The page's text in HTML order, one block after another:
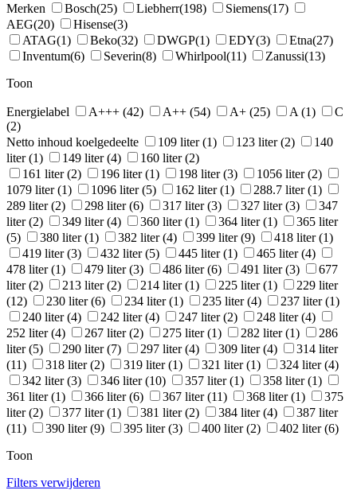
Merken
Bosch(25) Liebherr(198) Siemens(17)
AEG(20) Hisense(3)
ATAG(1) Beko(32) DWGP(1) EDY(3) Etna(27)
Inventum(6) Severin(8) Whirlpool(11) Zanussi(13)
Toon
Energielabel A+++ (42) A++ (54) A+ (25) A (1)
C
(2)
Netto inhoud koelgedeelte
109 liter(1) 123 liter(2)
140
liter(1) 149 liter(4) 160 liter(2)
161 liter(2) 196 liter(1) 198 liter(3) 1056 liter(2)
1079 liter(1) 1096 liter(5) 162 liter(1) 288.7 liter(1)
289 liter(2) 298 liter(6) 317 liter(3) 327 liter(3)
347
liter(2) 349 liter(4) 360 liter(1) 364 liter(1)
365 liter
(5)
380 liter(1) 382 liter(4) 399 liter(9) 418 liter(1)
419 liter(3) 432 liter(5) 445 liter(1) 465 liter(4)
478 liter(1) 479 liter(3) 486 liter(6) 491 liter(3)
677
liter(2) 213 liter(2) 214 liter(1) 225 liter(1)
229 liter
(12)
230 liter(6) 234 liter(1) 235 liter(4) 237 liter(1)
240 liter(4) 242 liter(4) 247 liter(2) 248 liter(4)
252 liter(4) 267 liter(2) 275 liter(1) 282 liter(1)
286
liter(5) 290 liter(7) 297 liter(4) 309 liter(4)
314 liter
(11)
318 liter(2) 319 liter(1) 321 liter(1) 324 liter(4)
342 liter(3) 346 liter(10) 357 liter(1) 358 liter(1)
361 liter(1) 366 liter(6) 367 liter(11) 368 liter(1)
375
liter(2) 377 liter(1) 381 liter(2) 384 liter(4)
387 liter
(11)
390 liter(9) 395 liter(3) 400 liter(2) 402 liter(6)
Toon
Filters verwijderen